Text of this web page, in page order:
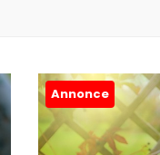
Annonce